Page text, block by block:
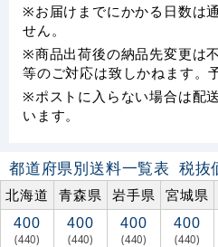
※お届けまでにかかる日数は
せん。
※商品出荷後の納品先変更は
等のご対応は致しかねます。
※ポストに入らない場合は配
います。
都道府県別送料一覧表 税抜
北海道
青森県 岩手県 宮城県
400
(440)
400
(440)
400
(440)
400
(440)